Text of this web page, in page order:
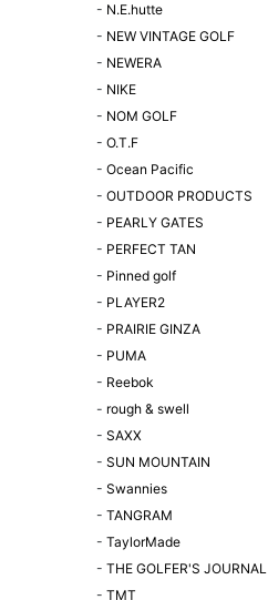
- N.E.hutte
- NEW VINTAGE GOLF
- NEWERA
- NIKE
- NOM GOLF
- O.T.F
- Ocean Pacific
- OUTDOOR PRODUCTS
- PEARLY GATES
- PERFECT TAN
- Pinned golf
- PLAYER2
- PRAIRIE GINZA
- PUMA
- Reebok
- rough & swell
- SAXX
- SUN MOUNTAIN
- Swannies
- TANGRAM
- TaylorMade
- THE GOLFER'S JOURNAL
- TMT